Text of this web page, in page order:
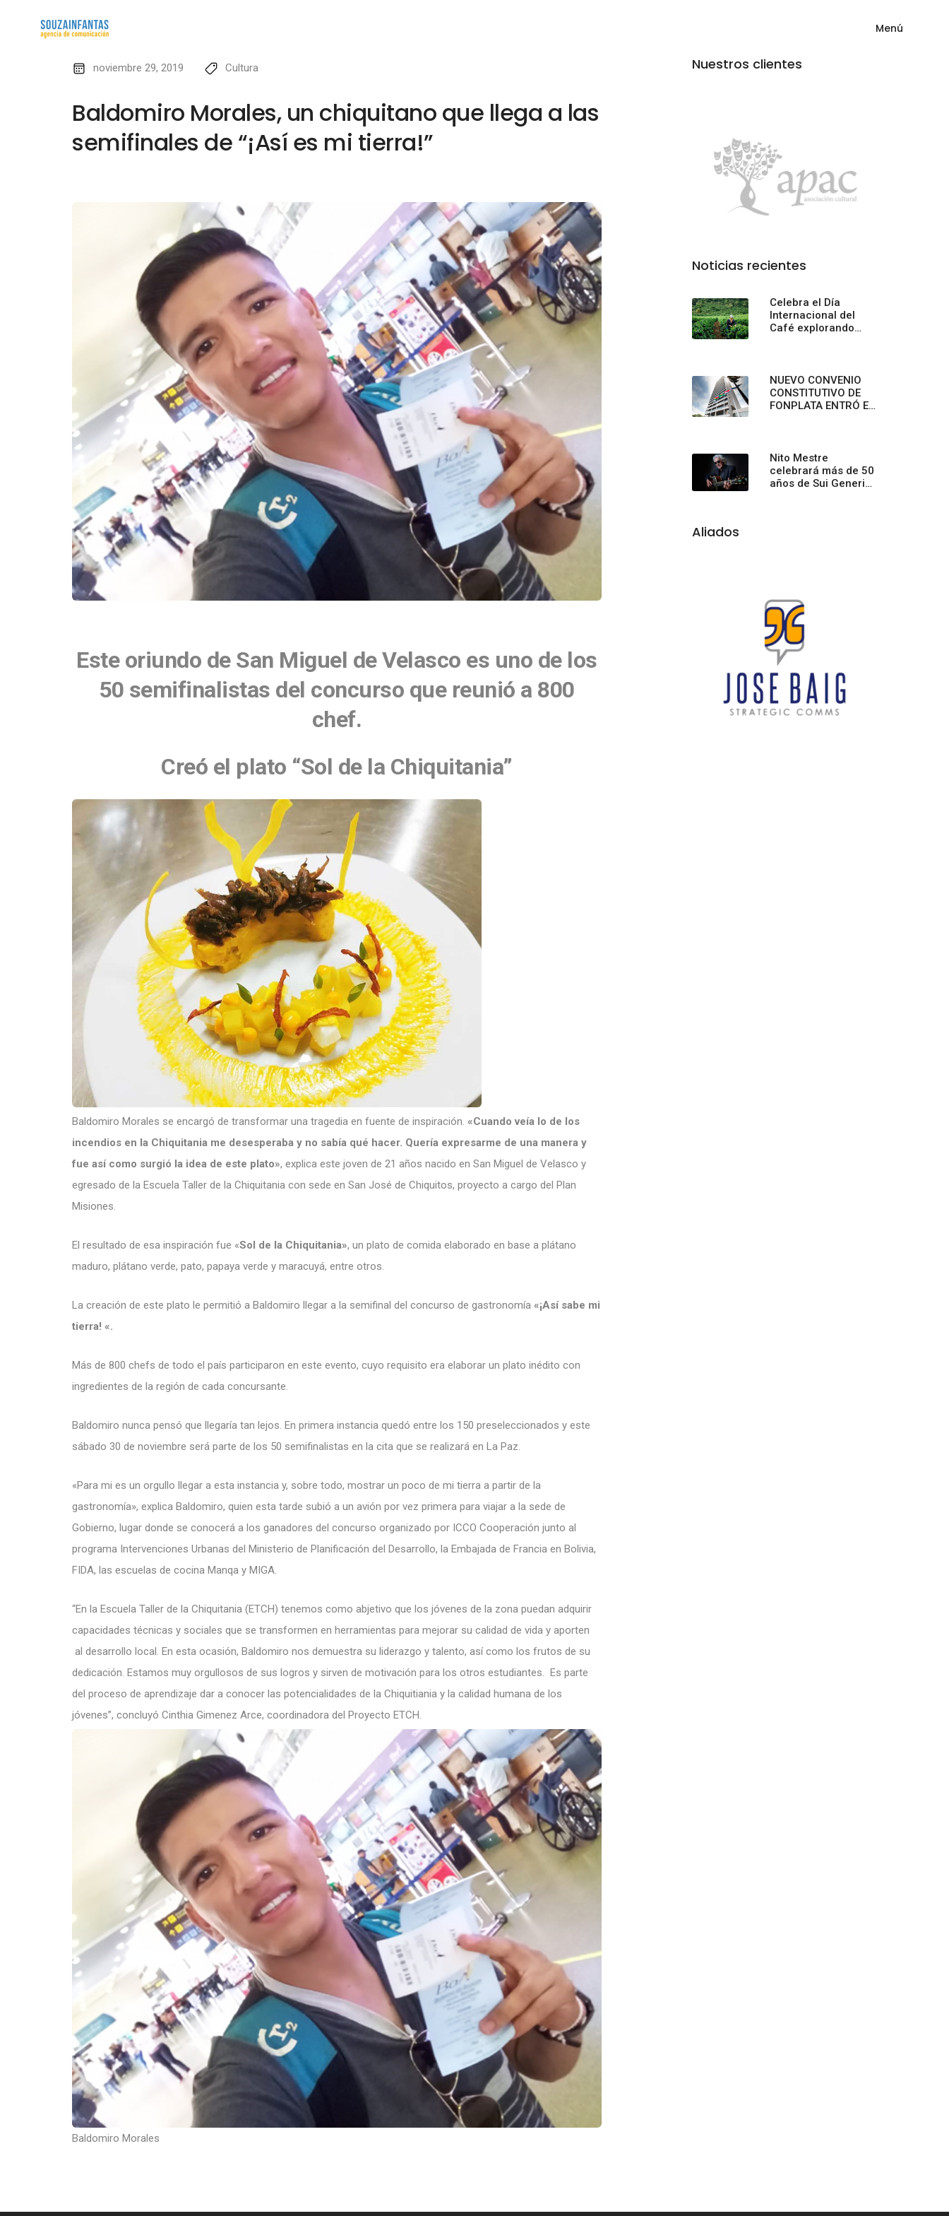
Menú
noviembre 29, 2019 Cultura
Baldomiro Morales, un chiquitano que llega a las
semifinales de “¡Así es mi tierra!”
Este oriundo de San Miguel de Velasco es uno de los
50 semifinalistas del concurso que reunió a 800
chef.
Creó el plato “Sol de la Chiquitania”
Baldomiro Morales se encargó de transformar una tragedia en fuente de inspiración. «Cuando veía lo de los
incendios en la Chiquitania me desesperaba y no sabía qué hacer. Quería expresarme de una manera y
fue así como surgió la idea de este plato», explica este joven de 21 años nacido en San Miguel de Velasco y
egresado de la Escuela Taller de la Chiquitania con sede en San José de Chiquitos, proyecto a cargo del Plan
Misiones.
El resultado de esa inspiración fue «Sol de la Chiquitania», un plato de comida elaborado en base a plátano
maduro, plátano verde, pato, papaya verde y maracuyá, entre otros.
La creación de este plato le permitió a Baldomiro llegar a la semifinal del concurso de gastronomía «¡Así sabe mi
tierra! «.
Más de 800 chefs de todo el país participaron en este evento, cuyo requisito era elaborar un plato inédito con
ingredientes de la región de cada concursante.
Baldomiro nunca pensó que llegaría tan lejos. En primera instancia quedó entre los 150 preseleccionados y este
sábado 30 de noviembre será parte de los 50 semifinalistas en la cita que se realizará en La Paz.
«Para mi es un orgullo llegar a esta instancia y, sobre todo, mostrar un poco de mi tierra a partir de la
gastronomía», explica Baldomiro, quien esta tarde subió a un avión por vez primera para viajar a la sede de
Gobierno, lugar donde se conocerá a los ganadores del concurso organizado por ICCO Cooperación junto al
programa Intervenciones Urbanas del Ministerio de Planificación del Desarrollo, la Embajada de Francia en Bolivia,
FIDA, las escuelas de cocina Manqa y MIGA.
“En la Escuela Taller de la Chiquitania (ETCH) tenemos como abjetivo que los jóvenes de la zona puedan adquirir
capacidades técnicas y sociales que se transformen en herramientas para mejorar su calidad de vida y aporten
al desarrollo local. En esta ocasión, Baldomiro nos demuestra su liderazgo y talento, así como los frutos de su
dedicación. Estamos muy orgullosos de sus logros y sirven de motivación para los otros estudiantes. Es parte
del proceso de aprendizaje dar a conocer las potencialidades de la Chiquitiania y la calidad humana de los
jóvenes”, concluyó Cinthia Gimenez Arce, coordinadora del Proyecto ETCH.
Baldomiro Morales
Nuestros clientes
Noticias recientes
Celebra el Día
Internacional del
Café explorando
Starbucks
NUEVO CONVENIO
CONSTITUTIVO DE
FONPLATA ENTRÓ EN
Nito Mestre
celebrará más de 50
años de Sui Generis
Aliados